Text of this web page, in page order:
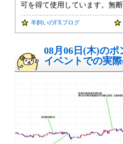
可を得て使用しています。無
羊飼いのFXブログ
08月06日(木)の
イベントでの実